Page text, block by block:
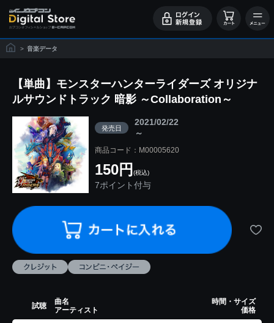
> 音楽データ
【単曲】モンスターハンターライダーズ オリジナ
ルサウンドトラック 暗影 ～Collaboration～
発売日
2021/02/22
～
商品コード：M00005620
150円 (税込)
7ポイント付与
試聴
曲名
アーティスト
時間・サイズ
価格